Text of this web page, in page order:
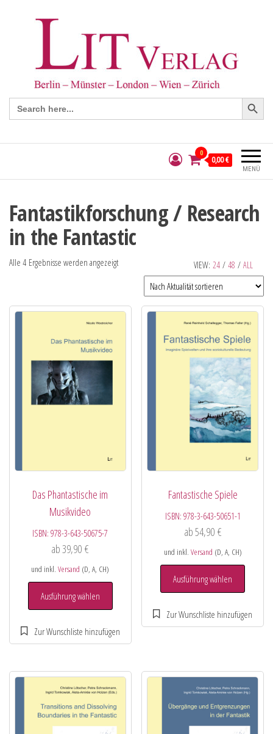
Search
for:
Search Button
MENÜ
0
0,00 €
Fantastikforschung / Research
in the Fantastic
VIEW: 24 / 48 / ALL
Alle 4 Ergebnisse werden angezeigt
Das Phantastische im
Musikvideo
ISBN:978-3-643-50675-7
ab39,90€
und inkl.Versand (D, A, CH)
Ausführung wählen
Fantastische Spiele
ISBN: 978-3-643-50651-1
ab54,90 €
und inkl. Versand (D, A, CH)
Ausführung wählen